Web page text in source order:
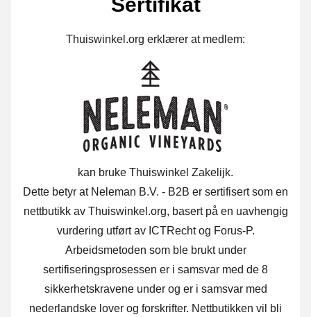
Sertifikat
Thuiswinkel.org erklærer at medlem:
kan bruke Thuiswinkel Zakelijk.
Dette betyr at Neleman B.V. - B2B er sertifisert som en
nettbutikk av Thuiswinkel.org, basert på en uavhengig
vurdering utført av ICTRecht og Forus-P.
Arbeidsmetoden som ble brukt under
sertifiseringsprosessen er i samsvar med de 8
sikkerhetskravene under og er i samsvar med
nederlandske lover og forskrifter. Nettbutikken vil bli